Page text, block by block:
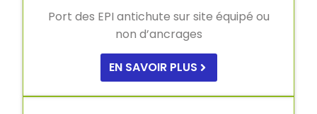
Port des EPI antichute sur site équipé ou
non d’ancrages
EN SAVOIR PLUS